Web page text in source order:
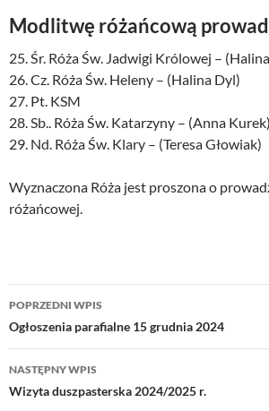
Modlitwę różańcową
25. Śr. Róża Św. Jadwigi Królowej –
26. Cz. Róża Św. Heleny – (Halina Dyl)
27. Pt. KSM
28. Sb.. Róża Św. Katarzyny – (Anna Kurek)
29. Nd. Róża Św. Klary – (Teresa Głowiak)
Wyznaczona Róża jest proszona o
różańcowej.
Nawigacja
wpisu
POPRZEDNI WPIS
Ogłoszenia parafialne 15 grudnia 2024
NASTĘPNY WPIS
Wizyta duszpasterska 2024/2025 r.